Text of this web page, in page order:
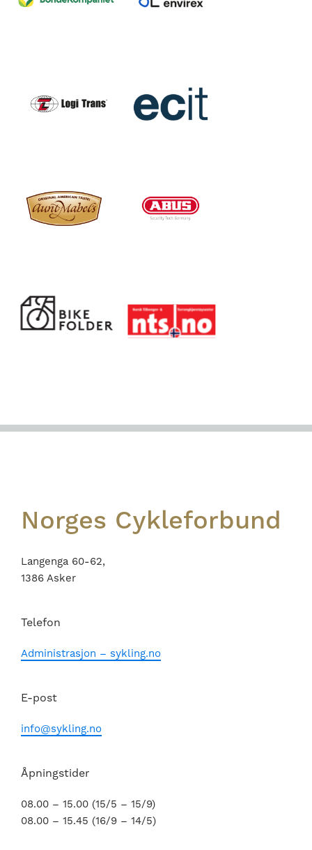
Footer
Norges Cykleforbund
Langenga 60-62,
1386 Asker
Telefon
Administrasjon – sykling.no
E-post
info@sykling.no
Åpningstider
08.00 – 15.00 (15/5 – 15/9)
08.00 – 15.45 (16/9 – 14/5)